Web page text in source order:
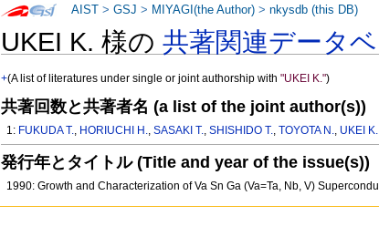
UKEI K. 様の共著関連データ
+(A list of literatures under single or joint authorship with"UKEI K.")
共著回数と共著者名 (a list of the joint author(s))
1: FUKUDA T., HORIUCHI H.,SASAKI T.,SHISHIDO T.,TOYOTA N., UKEI K.
発行年とタイトル (Title and year of the issue(s))
1990: Growth and Characterization of Va Sn Ga (Va=Ta, Nb, V)
AIST >GSJ > MIYAGI(the Author) >nkysdb (this DB)